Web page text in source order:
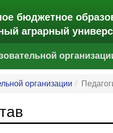
бюджетное
аграрный
организации